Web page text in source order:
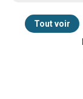
Tout voir